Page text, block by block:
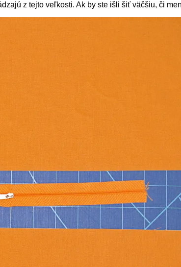
z tejto veľkosti. Ak by ste išli šiť väčšiu, či